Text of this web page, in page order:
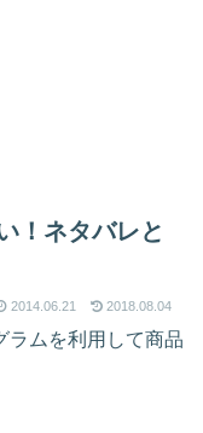
！ネタバレと
2014.06.21 2018.08.04
ムを利用して商品